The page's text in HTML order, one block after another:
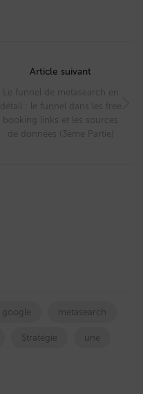
Article suivant
Le funnel de metasearch en
détail : le funnel dans les free
booking links et les sources
de données (3ème Partie)
google metasearch
Stratégie une